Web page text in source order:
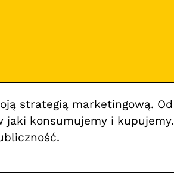
strategią marketingową. Od
konsumujemy i kupujemy.